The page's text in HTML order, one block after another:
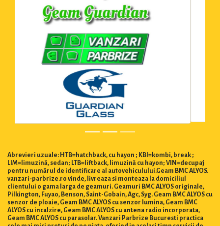
Abrevieri uzuale: HTB=hatchback, cu hayon ; KBI=kombi, break ;
LIM=limuzină, sedan; LTB=liftback, limuzină cu hayon; VIN=decupaj
pentru numărul de identificare al autovehiculului.Geam BMC ALYOS.
vanzari-parbrize.ro vinde, livreaza si monteaza la domiciliul
clientului o gama larga de geamuri. Geamuri BMC ALYOS originale,
Pilkington, Fuyao, Benson, Saint-Gobain, Agc, Syg. Geam BMC ALYOS cu
senzor de ploaie, Geam BMC ALYOS cu senzor lumina, Geam BMC
ALYOS cu incalzire, Geam BMC ALYOS cu antena radio incorporata,
Geam BMC ALYOS cu parasolar. Vanzari Parbrize Bucuresti practica
cele mai mici preturi de pe piata, oferind in acelasi timp servicii de